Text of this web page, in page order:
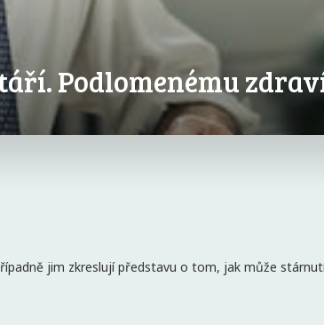
Podlomenému
jim zkreslují představu o tom, jak může